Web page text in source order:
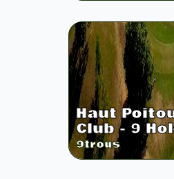
Haut
Club - 9
9trous